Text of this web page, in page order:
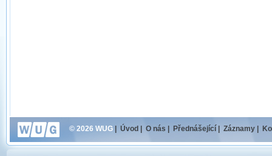
© 2026 WUG Úvod O nás Přednášející Záznamy